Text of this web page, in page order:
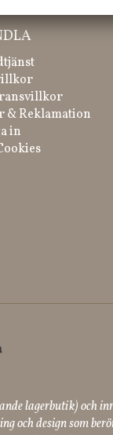
& Reklamation
in
lagerbutik) och
och design som